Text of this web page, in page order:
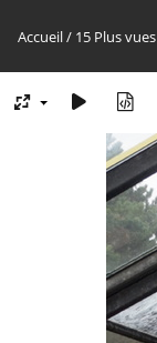
Accueil/ 15 Plus vues